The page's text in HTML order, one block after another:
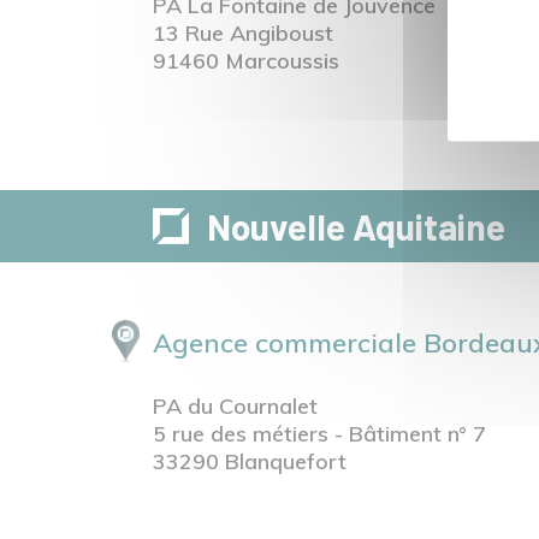
13 Rue Angiboust
91460 Marcoussis
Nouvelle Aquitaine
Agence commerciale
PA du Cournalet
5 rue des métiers - Bâtiment n° 7
33290 Blanquefort